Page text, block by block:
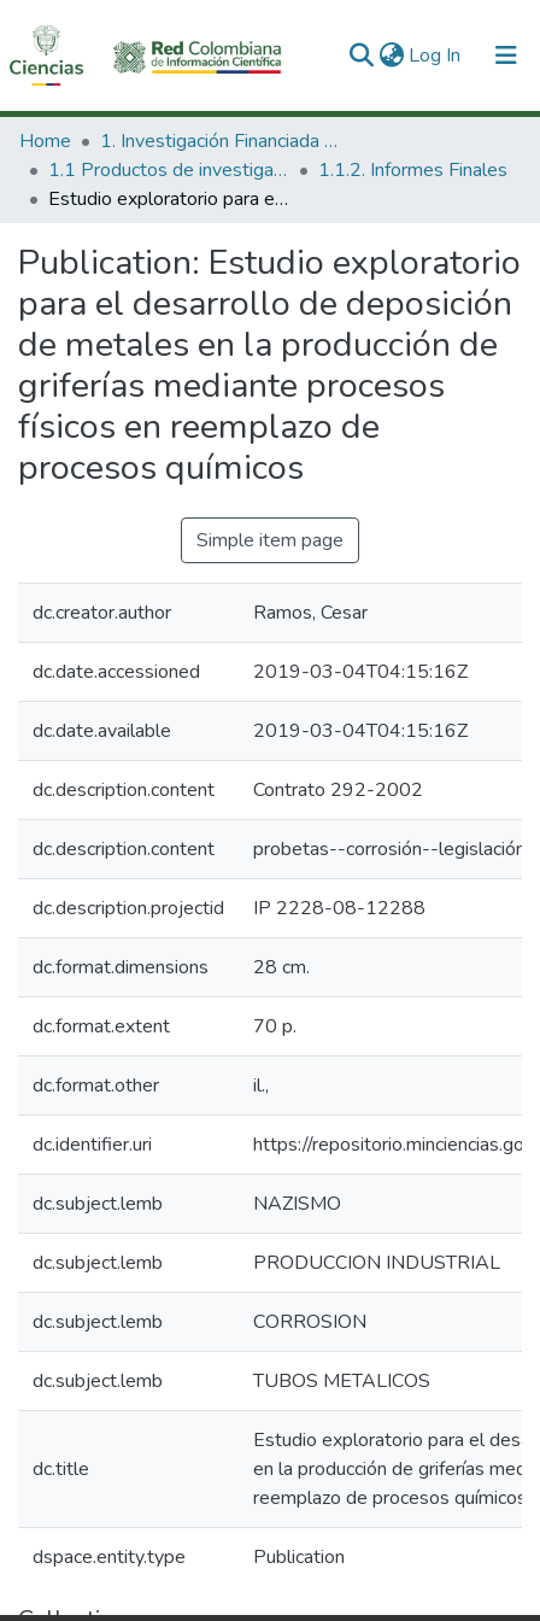
Log In (current)
Communities & Collections
All of DSpace
Home
1. Investigación Financiada con Recursos Públicos
1.1 Productos de investigación
1.1.2. Informes Finales
Estudio exploratorio para el desarrollo de deposición de metales en la producción de griferías mediante procesos físicos en reemplazo de procesos químicos
Publication: Estudio exploratorio
para el desarrollo de deposición
de metales en la producción de
griferías mediante procesos
físicos en reemplazo de
procesos químicos
Simple item page
dc.creator.author Ramos, Cesar
dc.date.accessioned 2019-03-04T04:15:16Z
dc.date.available 2019-03-04T04:15:16Z
dc.description.content Contrato 292-2002
dc.description.content probetas--corrosión--legislación
dc.description.projectid IP 2228-08-12288
dc.format.dimensions 28 cm.
dc.format.extent 70 p.
dc.format.other il.,
dc.identifier.uri https://
dc.subject.lemb NAZISMO
dc.subject.lemb PRODUCCION INDUSTRIAL
dc.subject.lemb CORROSION
dc.subject.lemb TUBOS METALICOS
dc.title
Estudio exploratorio para el
en la producción de griferías
reemplazo de procesos químicos
dspace.entity.type Publication